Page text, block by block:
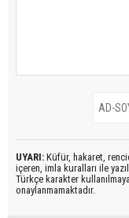
UYARI: Küfür, hakaret,
içeren, imla kuralları ile
Türkçe karakter
onaylanmamaktadır.